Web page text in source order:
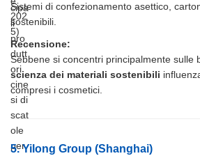
Sistemi di confezionamento asettico,
sostenibili.
Recensione:
Sebbene si concentri principalmente sulle
scienza dei materiali sostenibili
compresi i cosmetici.
5. Yilong Group (Shanghai)